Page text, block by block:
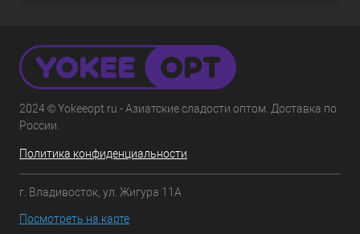
2024 © Yokeeopt.ru - Азиатские сладости оптом. Доставка по
России.
Политика конфиденциальности
г. Владивосток, ул. Жигура 11А
Посмотреть на карте